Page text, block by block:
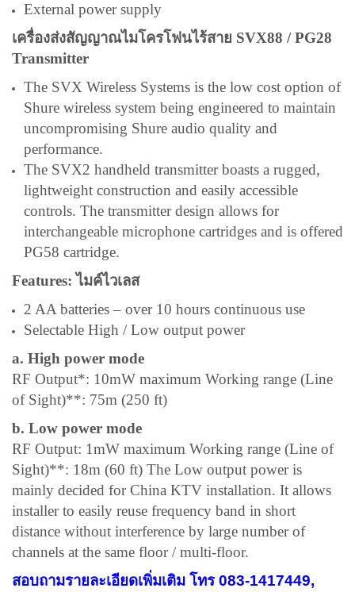
External power supply
เครื่องส่งสัญญาณไมโครโฟนไร้สาย SVX88 / PG28
Transmitter
The SVX Wireless Systems is the low cost option of
Shure wireless system being engineered to maintain
uncompromising Shure audio quality and
performance.
The SVX2 handheld transmitter boasts a rugged,
lightweight construction and easily accessible
controls. The transmitter design allows for
interchangeable microphone cartridges and is offered
PG58 cartridge.
Features: ไมค์ไวเลส
2 AA batteries – over 10 hours continuous use
Selectable High / Low output power
a. High power mode
RF Output*: 10mW maximum Working range (Line
of Sight)**: 75m (250 ft)
b. Low power mode
RF Output: 1mW maximum Working range (Line of
Sight)**: 18m (60 ft) The Low output power is
mainly decided for China KTV installation. It allows
installer to easily reuse frequency band in short
distance without interference by large number of
channels at the same floor / multi-floor.
สอบถามรายละเอียดเพิ่มเติม โทร 083-1417449,